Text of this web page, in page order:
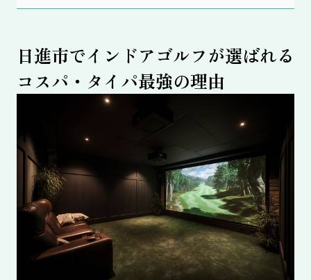
日進市でインドアゴルフが選ばれる
コスパ・タイパ最強の理由